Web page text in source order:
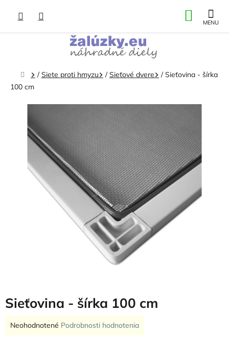
obsah
KOŠÍK
Domov
/ Siete proti hmyzu / Sieťové dvere / Sieťovina - šírka
100 cm
Sieťovina - šírka 100 cm
Priemerné
Neohodnotené Podrobnosti hodnotenia